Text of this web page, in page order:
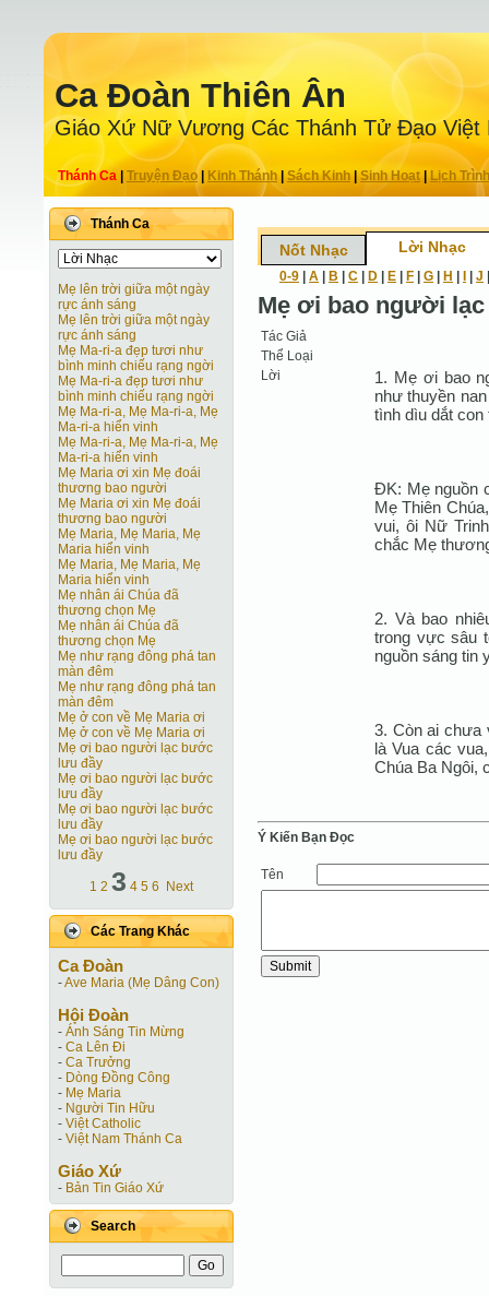
Ca Ðoàn Thiên Ân
Giáo Xứ Nữ Vương Các Thánh Tử Ðạo Việt
Thánh Ca Truyện Ðạo| Kinh Thánh Sách Kinh|Sinh Hoạt| Lịch Trình
Thánh Ca
Mẹ lên trời giữa một ngày
rực ánh sáng
Mẹ lên trời giữa một ngày
rực ánh sáng
Mẹ Ma-ri-a đẹp tươi như
bình minh chiếu rạng ngời
Mẹ Ma-ri-a đẹp tươi như
bình minh chiếu rạng ngời
Mẹ Ma-ri-a, Mẹ Ma-ri-a, Mẹ
Ma-ri-a hiển vinh
Mẹ Ma-ri-a, Mẹ Ma-ri-a, Mẹ
Ma-ri-a hiển vinh
Mẹ Maria ơi xin Mẹ đoái
thương bao người
Mẹ Maria ơi xin Mẹ đoái
thương bao người
Mẹ Maria, Mẹ Maria, Mẹ
Maria hiển vinh
Mẹ Maria, Mẹ Maria, Mẹ
Maria hiển vinh
Mẹ nhân ái Chúa đã
thương chọn Mẹ
Mẹ nhân ái Chúa đã
thương chọn Mẹ
Mẹ như rạng đông phá tan
màn đêm
Mẹ như rạng đông phá tan
màn đêm
Mẹ ở con về Mẹ Maria ơi
Mẹ ở con về Mẹ Maria ơi
Mẹ ơi bao người lạc bước
lưu đầy
Mẹ ơi bao người lạc bước
lưu đầy
Mẹ ơi bao người lạc bước
lưu đầy
Mẹ ơi bao người lạc bước
lưu đầy
1 2 3 4 5 6 Next
Các Trang Khác
Ca Ðoàn
-Ave Maria (Mẹ Dâng Con)
Hội Ðoàn
- Ánh Sáng Tin Mừng
- Ca Lên Đi
- Ca Trưởng
- Dòng Đồng Công
- Mẹ Maria
- Người Tin Hữu
- Việt Catholic
- Việt Nam Thánh Ca
Giáo Xứ
- Bản Tin Giáo Xứ
Search
Nốt Nhạc Lời Nhạc
0-9 A B C D E F G H J
Mẹ ơi bao người
Tác Giả
Thể Loại
Lời
1. Mẹ ơi bao
như thuyền
tình dìu dắt con
ÐK: Mẹ nguồn
Mẹ Thiên
vui, ôi Nữ
chắc Mẹ
2. Và bao
trong vực sâu
nguồn sáng tin
3. Còn ai chưa
là Vua các
Chúa Ba Ngôi,
Ý Kiến Bạn Ðọc
Tên